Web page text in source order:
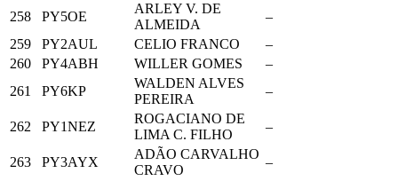
258 PY5OE
ARLEY V. DE
ALMEIDA
–
259
PY2AUL CELIO FRANCO
–
260
PY4ABH WILLER GOMES
–
261
PY6KP
WALDEN ALVES
PEREIRA
–
262 PY1NEZ
ROGACIANO DE
LIMA C. FILHO
–
263 PY3AYX
ADÃO CARVALHO
CRAVO
–